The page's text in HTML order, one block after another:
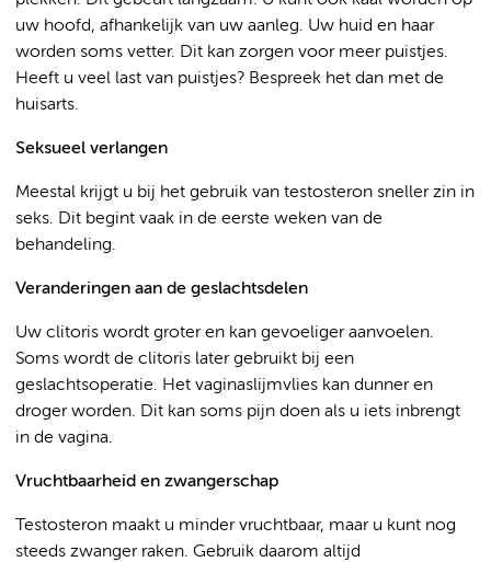
uw hoofd, afhankelijk van uw aanleg. Uw huid en haar
worden soms vetter. Dit kan zorgen voor meer puistjes.
Heeft u veel last van puistjes? Bespreek het dan met de
huisarts.
Seksueel verlangen
Meestal krijgt u bij het gebruik van testosteron sneller zin in
seks. Dit begint vaak in de eerste weken van de
behandeling.
Veranderingen aan de geslachtsdelen
Uw clitoris wordt groter en kan gevoeliger aanvoelen.
Soms wordt de clitoris later gebruikt bij een
geslachtsoperatie. Het vaginaslijmvlies kan dunner en
droger worden. Dit kan soms pijn doen als u iets inbrengt
in de vagina.
Vruchtbaarheid en zwangerschap
Testosteron maakt u minder vruchtbaar, maar u kunt nog
steeds zwanger raken. Gebruik daarom altijd